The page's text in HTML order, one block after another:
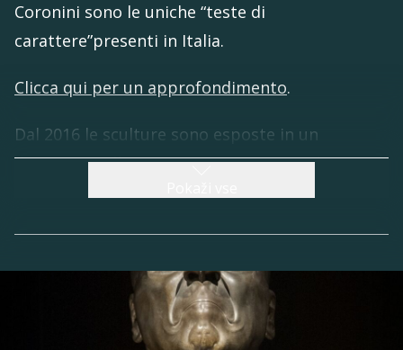
Coronini sono le uniche “teste di
carattere”presenti in Italia.
Clicca qui per un approfondimento.
Dal 2016 le sculture sono esposte in un
suggestivo allestimento permanente al
riproduzioni tattili pensate per persone ipo e
non vedenti. Completa l’esposizione un
raffinato medaglione neoclassico con ritratto